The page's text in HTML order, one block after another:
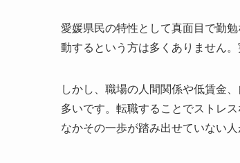
愛媛県民の特性として真面目で勤
動するという方は多くありません
しかし、職場の人間関係や低賃金
多いです。転職することでストレ
なかその一歩が踏み出せていない人